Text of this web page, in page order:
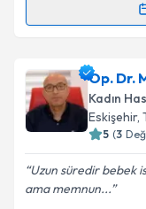
Randevu
Op. Dr. Sevgi
oluşturun. Size
takvim
Op. Dr.
Kadın
Eskişehir,
5 (3
Uzun süredir bebek
ama memnun...